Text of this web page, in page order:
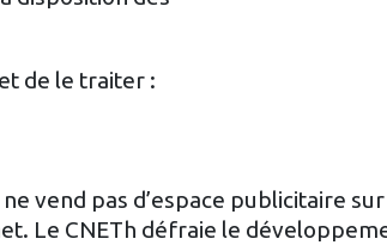
de le traiter :
ne vend pas d’espace publicitaire
Le CNETh défraie le